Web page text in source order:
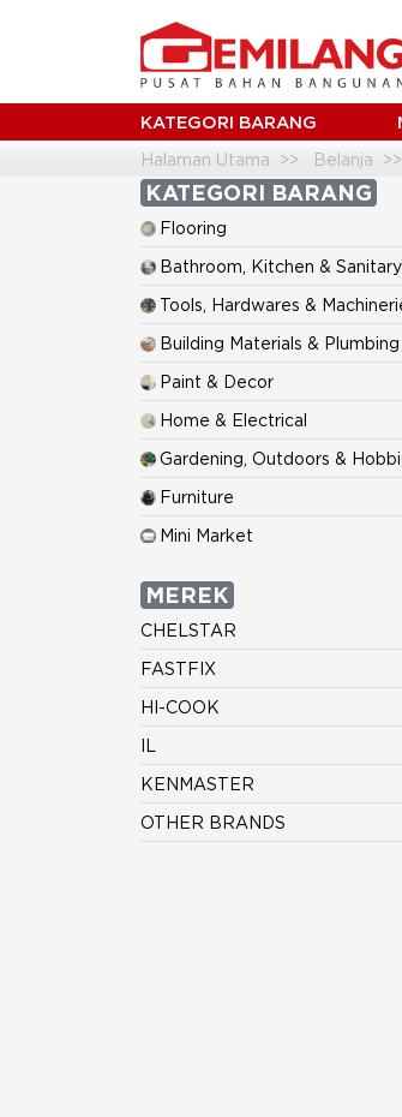
KATEGORI BARANG
Halaman Utama Belanja
KATEGORI BARANG
Flooring
Bathroom, Kitchen & Sanitary
Tools, Hardwares &
Building Materials & Plumbing
Paint & Decor
Home & Electrical
Gardening, Outdoors &
Furniture
Mini Market
MEREK
CHELSTAR
FASTFIX
HI-COOK
IL
KENMASTER
OTHER BRANDS